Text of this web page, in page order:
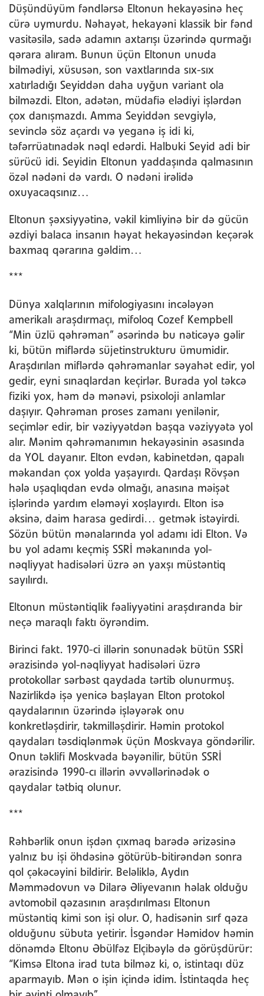
Düşündüyüm fəndlərsə Eltonun hekayəsinə heç
cürə uymurdu. Nəhayət, hekayəni klassik bir fənd
vasitəsilə, sadə adamın axtarışı üzərində qurmağı
qərara alıram. Bunun üçün Eltonun unuda
bilmədiyi, xüsusən, son vaxtlarında sıx-sıx
xatırladığı Seyiddən daha uyğun variant ola
bilməzdi. Elton, adətən, müdafiə elədiyi işlərdən
çox danışmazdı. Amma Seyiddən sevgiylə,
sevinclə söz açardı və yeganə iş idi ki,
təfərrüatınadək nəql edərdi. Halbuki Seyid adi bir
sürücü idi. Seyidin Eltonun yaddaşında qalmasının
özəl nədəni də vardı. O nədəni irəlidə
oxuyacaqsınız…
Eltonun şəxsiyyətinə, vəkil kimliyinə bir də gücün
əzdiyi balaca insanın həyat hekayəsindən keçərək
baxmaq qərarına gəldim…
***
Dünya xalqlarının mifologiyasını incələyən
amerikalı araşdırmaçı, mifoloq Cozef Kempbell
“Min üzlü qəhrəman” əsərində bu nəticəyə gəlir
ki, bütün miflərdə süjetinstrukturu ümumidir.
Araşdırılan miflərdə qəhrəmanlar səyahət edir, yol
gedir, eyni sınaqlardan keçirlər. Burada yol təkcə
fiziki yox, həm də mənəvi, psixoloji anlamlar
daşıyır. Qəhrəman proses zamanı yenilənir,
seçimlər edir, bir vəziyyətdən başqa vəziyyətə yol
alır. Mənim qəhrəmanımın hekayəsinin əsasında
da YOL dayanır. Elton evdən, kabinetdən, qapalı
məkandan çox yolda yaşayırdı. Qardaşı Rövşən
hələ uşaqlıqdan evdə olmağı, anasına məişət
işlərində yardım eləməyi xoşlayırdı. Elton isə
əksinə, daim harasa gedirdi… getmək istəyirdi.
Sözün bütün mənalarında yol adamı idi Elton. Və
bu yol adamı keçmiş SSRİ məkanında yol-
nəqliyyat hadisələri üzrə ən yaxşı müstəntiq
sayılırdı.
Eltonun müstəntiqlik fəaliyyətini araşdıranda bir
neçə maraqlı faktı öyrəndim.
Birinci fakt. 1970-ci illərin sonunadək bütün SSRİ
ərazisində yol-nəqliyyat hadisələri üzrə
protokollar sərbəst qaydada tərtib olunurmuş.
Nazirlikdə işə yenicə başlayan Elton protokol
qaydalarının üzərində işləyərək onu
konkretləşdirir, təkmilləşdirir. Həmin protokol
qaydaları təsdiqlənmək üçün Moskvaya göndərilir.
Onun təklifi Moskvada bəyənilir, bütün SSRİ
ərazisində 1990-cı illərin əvvəllərinədək o
qaydalar tətbiq olunur.
***
Rəhbərlik onun işdən çıxmaq barədə ərizəsinə
yalnız bu işi öhdəsinə götürüb-bitirəndən sonra
qol çəkəcəyini bildirir. Beləliklə, Aydın
Məmmədovun və Dilarə Əliyevanın həlak olduğu
avtomobil qəzasının araşdırılması Eltonun
müstəntiq kimi son işi olur. O, hadisənin sırf qəza
olduğunu sübuta yetirir. İsgəndər Həmidov həmin
dönəmdə Eltonu Əbülfəz Elçibəylə də görüşdürür:
“Kimsə Eltona irad tuta bilməz ki, o, istintaqı düz
aparmayıb. Mən o işin içində idim. İstintaqda heç